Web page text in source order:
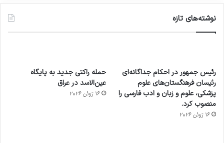
نوشته‌های تازه
رئیس جمهور در احکام جداگانه‌ای
رئیسان فرهنگستان‌های علوم
پزشکی، علوم و زبان و ادب فارسی را
منصوب کرد.
16 ژوئن 2026
حمله راکتی جدید به پایگاه
عین‌الاسد در عراق
16 ژوئن 2026